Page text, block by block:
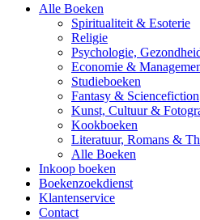
Alle Boeken
Spiritualiteit & Esoterie
Religie
Psychologie,
Economie &
Studieboeken
Fantasy & Sciencefiction
Kunst, Cultuur &
Kookboeken
Literatuur, Romans &
Alle Boeken
Inkoop boeken
Boekenzoekdienst
Klantenservice
Contact